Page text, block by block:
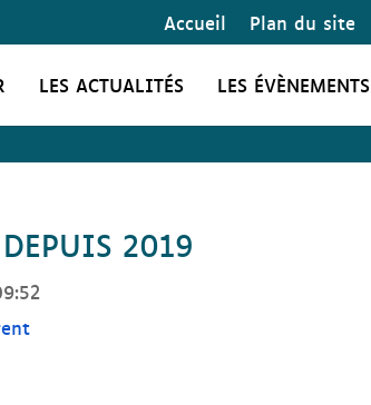
Accueil Plan du site
LES ACTUALITÉS LES ÉVÈNEMENTS
2019